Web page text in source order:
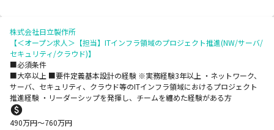
株式会社日立製作所
【＜オープン求人＞【担当】ITインフラ領域のプロジェクト推進(NW/サーバ/
セキュリティ/クラウド)】
■必須条件
■大卒以上 ■要件定義基本設計の経験 ※実務経験3年以上 ・ネットワーク、
サーバ、セキュリティ、クラウド等のITインフラ領域におけるプロジェクト
推進経験 ・リーダーシップを発揮し、チームを纏めた経験がある方
490万円〜760万円